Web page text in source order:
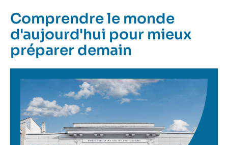
Comprendre le monde
d'aujourd'hui pour mieux
préparer demain
Image